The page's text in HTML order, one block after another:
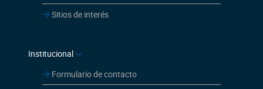
Sitios de interés
Institucional
Formulario de contacto